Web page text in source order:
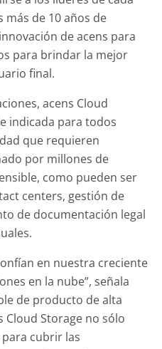
más de 10 años de
de acens para
para brindar la mejor
final.
acens Cloud
indicada para todos
que requieren
por millones de
como pueden ser
centers, gestión de
de documentación legal
en nuestra creciente
en la nube”, señala
de producto de alta
Cloud Storage no sólo
cubrir las